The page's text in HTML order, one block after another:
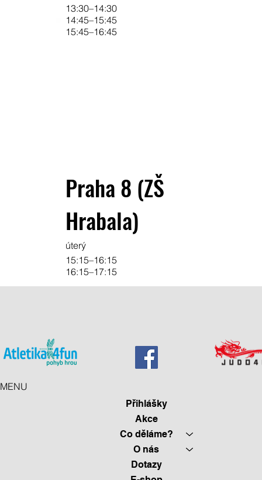
13:30–14:30
14:45–15:45
15:45–16:45
Praha 8 (ZŠ
Hrabala)
úterý
15:15–16:15
16:15–17:15
MENU
Přihlášky
Akce
Co děláme?
O nás
Dotazy